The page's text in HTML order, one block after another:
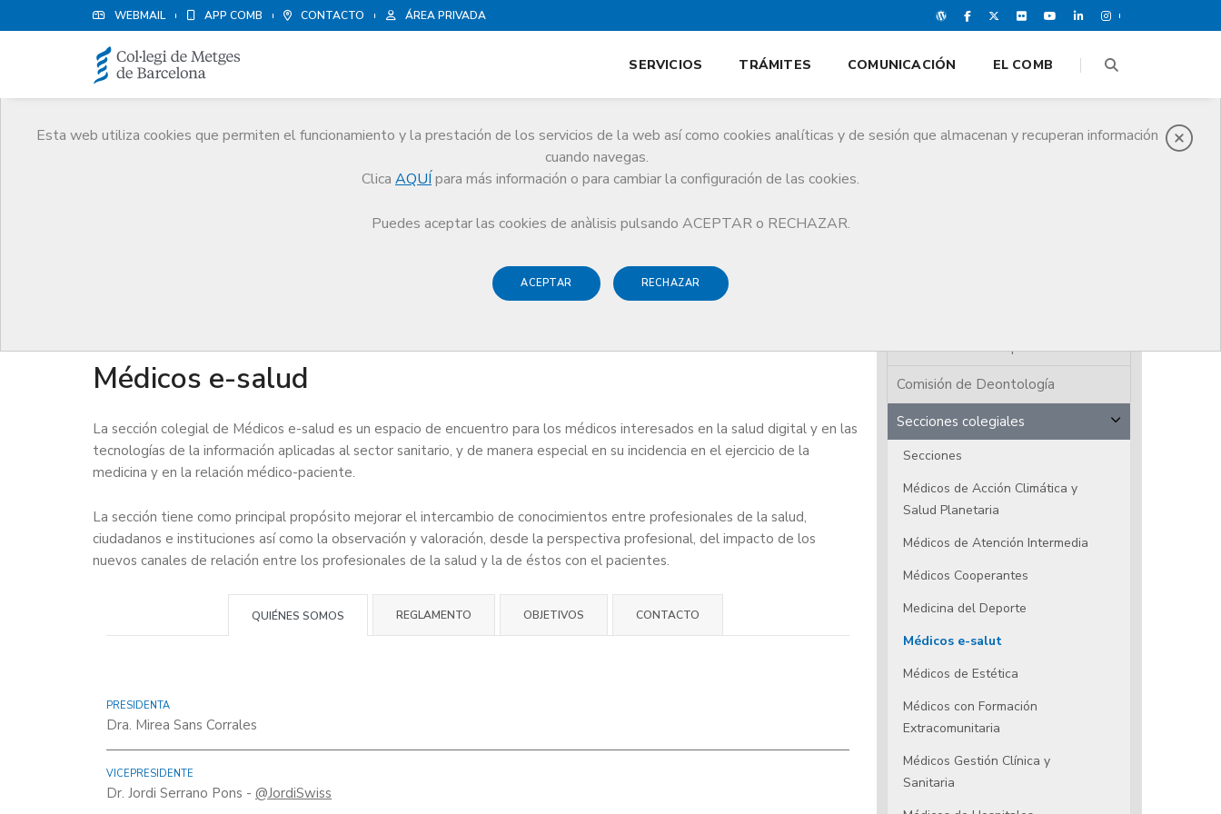
WEBMAIL APP COMB CONTACTO ÁREA PRIVADA
Esta web utiliza cookies que permiten el funcionamiento y la prestación de los servicios de la web así como cookies analíticas y de sesión que almacenan y recuperan información
cuando navegas.
Clica AQUÍ para más información o para cambiar la configuración de las cookies.
Puedes aceptar las cookies de anàlisis pulsando ACEPTAR o RECHAZAR.
ACEPTAR RECHAZAR
SERVICIOS TRÁMITES COMUNICACIÓN EL COMB
Secciones colegiales Médicos e-salud
Médicos e-salud
La sección colegial de Médicos e-salud es un espacio de encuentro para los médicos interesados ​​en la salud digital y en las
tecnologías de la información aplicadas al sector sanitario, y de manera especial en su incidencia en el ejercicio de la
medicina y en la relación médico-paciente.
La sección tiene como principal propósito mejorar el intercambio de conocimientos entre profesionales de la salud,
ciudadanos e instituciones así como la observación y valoración, desde la perspectiva profesional, del impacto de los
nuevos canales de relación entre los profesionales de la salud y la de éstos con el pacientes.
QUIÉNES SOMOS REGLAMENTO OBJETIVOS CONTACTO
PRESIDENTA
Dra. Mirea Sans Corrales
VICEPRESIDENTE
Dr. Jordi Serrano Pons - @JordiSwiss
Asamblea de Compromisarios
Comisión de Deontología
Secciones colegiales
Secciones
Médicos de Acción Climática y
Salud Planetaria
Médicos de Atención Intermedia
Médicos Cooperantes
Medicina del Deporte
Médicos e-salut
Médicos de Estética
Médicos con Formación
Extracomunitaria
Médicos Gestión Clínica y
Sanitaria